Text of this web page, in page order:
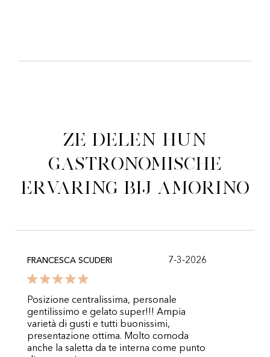
Ze delen hun
gastronomische
ervaring bij Amorino
FRANCESCA SCUDERI 7-3-2026
Posizione centralissima, personale
gentilissimo e gelato super!!! Ampia
varietà di gusti e tutti buonissimi,
presentazione ottima. Molto comoda
anche la saletta da te interna come punto